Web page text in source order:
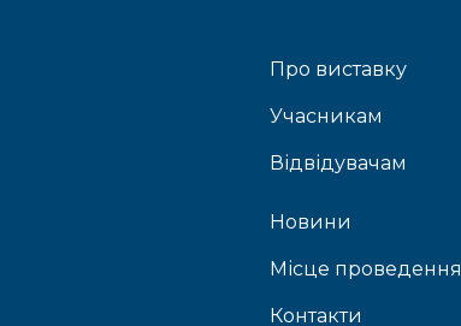
Про виставку
Учасникам
Відвідувачам
Новини
Місце проведення
Контакти